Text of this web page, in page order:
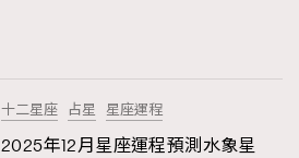
十二星座 占星 星座運程
2025年12月星座運程預測水象星